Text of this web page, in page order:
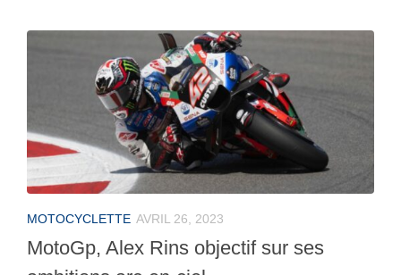
MOTOCYCLETTE AVRIL 26, 2023
MotoGp, Alex Rins objectif sur ses